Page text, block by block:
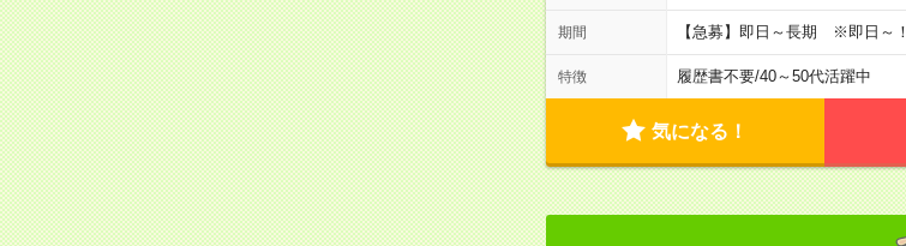
期間 【急募】即日～長期 ※即日～！
特徴 履歴書不要/40～50代活躍中
気になる！